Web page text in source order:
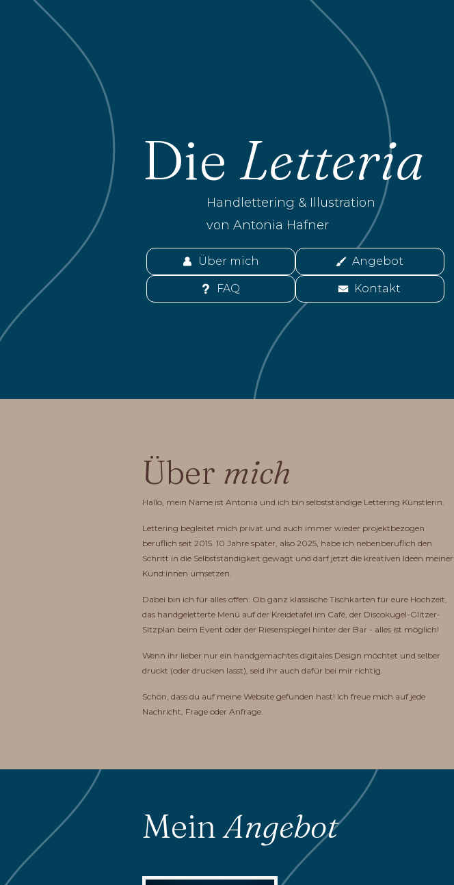
Die Letteria
Handlettering & Illustration
von Antonia Hafner
Über mich Angebot
FAQ Kontakt
Über mich
Hallo, mein Name ist Antonia und ich bin selbstständige Lettering Künstlerin.
Lettering begleitet mich privat und auch immer wieder projektbezogen
beruflich seit 2015. 10 Jahre später, also 2025, habe ich nebenberuflich den
Schritt in die Selbstständigkeit gewagt und darf jetzt die kreativen Ideen meiner
Kund:innen umsetzen.
Dabei bin ich für alles offen: Ob ganz klassische Tischkarten für eure Hochzeit,
das handgeletterte Menü auf der Kreidetafel im Café, der Discokugel-Glitzer-
Sitzplan beim Event oder der Riesenspiegel hinter der Bar - alles ist möglich!
Wenn ihr lieber nur ein handgemachtes digitales Design möchtet und selber
druckt (oder drucken lasst), seid ihr auch dafür bei mir richtig.
Schön, dass du auf meine Website gefunden hast! Ich freue mich auf jede
Nachricht, Frage oder Anfrage.
MeinAngebot